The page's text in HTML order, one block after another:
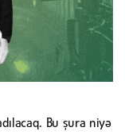
Bu şura niyə